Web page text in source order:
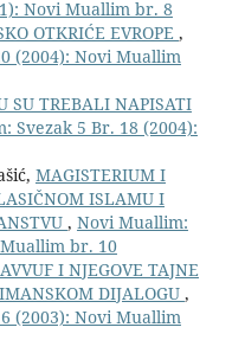
Novi Muallim br. 8
OTKRIĆE EVROPE ,
(2004): Novi Muallim
SU TREBALI NAPISATI
Svezak 5 Br. 18 (2004):
MAGISTERIUM I
ISLAMU I
, Novi Muallim:
br. 10
I NJEGOVE TAJNE
DIJALOGU ,
(2003): Novi Muallim